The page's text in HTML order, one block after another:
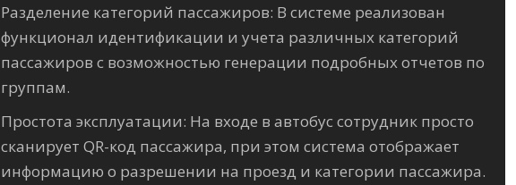
Разделение категорий пассажиров: В системе реализован
функционал идентификации и учета различных категорий
пассажиров с возможностью генерации подробных отчетов по
группам.
Простота эксплуатации: На входе в автобус сотрудник просто
сканирует QR-код пассажира, при этом система отображает
информацию о разрешении на проезд и категории пассажира.